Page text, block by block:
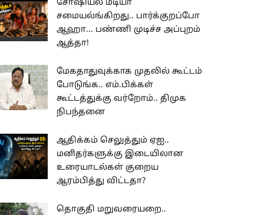
சோஷியல் மீடியா
சமையல்ங்கிறது.. பார்க்குறப்போ
ஆஹா... பண்ணி முடிச்ச அப்புறம்
ஆத்தா!
மேகதாதுவுக்காக முதலில் கூட்டம்
போடுங்க.. எம்.பிக்கள்
கூட்டத்துக்கு வர்றோம்.. திமுக
நிபந்தனை
ஆதிக்கம் செலுத்தும் ஏஐ..
மனிதர்களுக்கு இடையிலான
உரையாடல்கள் குறைய
ஆரம்பித்து விட்டதா?
தொகுதி மறுவரையறை..